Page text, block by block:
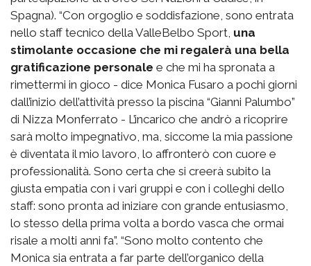
Spagna). “Con orgoglio e soddisfazione, sono entrata
nello staff tecnico della ValleBelbo Sport, una
stimolante occasione che mi regalerà una bella
gratificazione personale e che mi ha spronata a
rimettermi in gioco - dice Monica Fusaro a pochi giorni
dall’inizio dell’attività presso la piscina “Gianni Palumbo”
di Nizza Monferrato - L’incarico che andrò a ricoprire
sarà molto impegnativo, ma, siccome la mia passione
è diventata il mio lavoro, lo affronterò con cuore e
professionalità. Sono certa che si creerà subito la
giusta empatia con i vari gruppi e con i colleghi dello
staff: sono pronta ad iniziare con grande entusiasmo,
lo stesso della prima volta a bordo vasca che ormai
risale a molti anni fa”. “Sono molto contento che
Monica sia entrata a far parte dell’organico della